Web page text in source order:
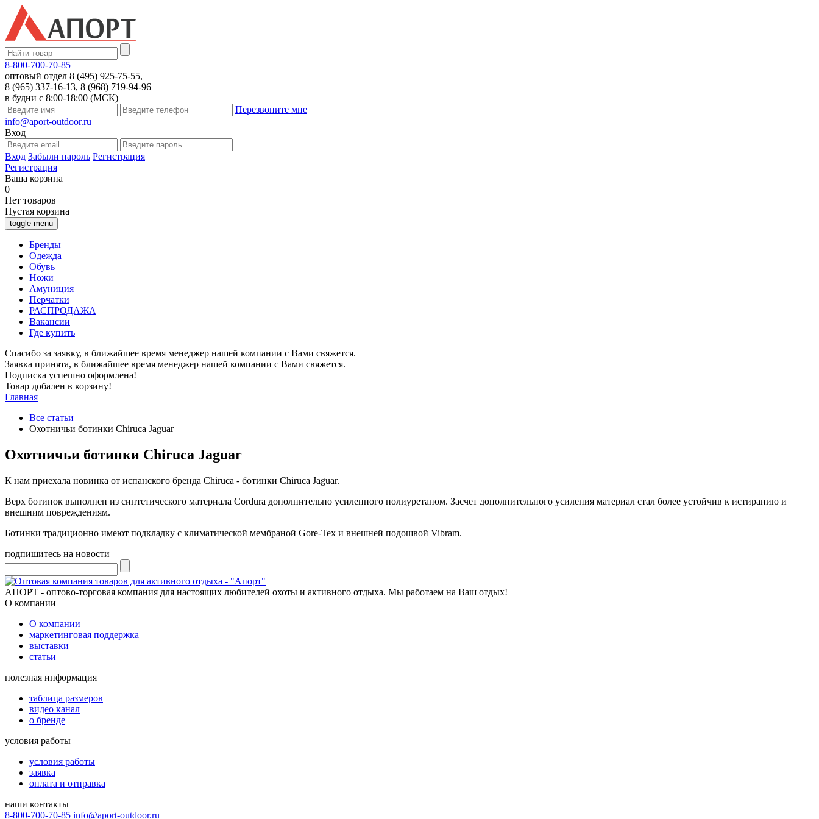
8-800-700-70-85
оптовый отдел 8 (495) 925-75-55,
8 (965) 337-16-13, 8 (968) 719-94-96
в будни с 8:00-18:00 (МСК)
Перезвоните мне
info@aport-outdoor.ru
Вход
Вход Забыли пароль Регистрация
Регистрация
Ваша корзина
0
Нет товаров
Пустая корзина
toggle menu
Бренды
Одежда
Обувь
Ножи
Амуниция
Перчатки
РАСПРОДАЖА
Вакансии
Где купить
Спасибо за заявку, в ближайшее время менеджер нашей компании с Вами свяжется.
Заявка принята, в ближайшее время менеджер нашей компании с Вами свяжется.
Подписка успешно оформлена!
Товар добален в корзину!
Главная
Все статьи
Охотничьи ботинки Chiruca Jaguar
Охотничьи ботинки Chiruca Jaguar
К нам приехала новинка от испанского бренда Chiruca - ботинки Chiruca Jaguar.
Верх ботинок выполнен из синтетического материала Cordura дополнительно усиленного полиуретаном. Засчет дополнительного усиления материал стал более устойчив к истиранию и
внешним повреждениям.
Ботинки традиционно имеют подкладку с климатической мембраной Gore-Tex и внешней подошвой Vibram.
подпишитесь на новости
АПОРТ - оптово-торговая компания для настоящих любителей охоты и активного отдыха. Мы работаем на Ваш отдых!
О компании
О компании
маркетинговая поддержка
выставки
статьи
полезная информация
таблица размеров
видео канал
о бренде
условия работы
условия работы
заявка
оплата и отправка
наши контакты
8-800-700-70-85 info@aport-outdoor.ru